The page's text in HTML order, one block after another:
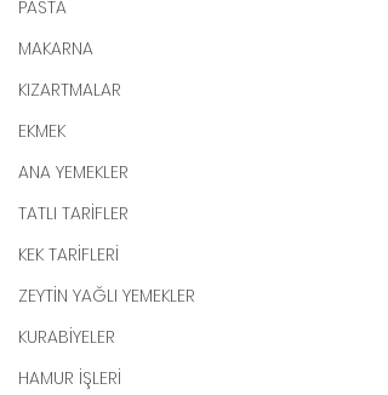
PASTA
MAKARNA
KIZARTMALAR
EKMEK
ANA YEMEKLER
TATLI TARİFLER
KEK TARİFLERİ
ZEYTİN YAĞLI YEMEKLER
KURABİYELER
HAMUR İŞLERİ